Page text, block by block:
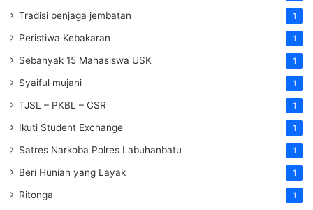
Tradisi penjaga jembatan 1
Peristiwa Kebakaran 1
Sebanyak 15 Mahasiswa USK 1
Syaiful mujani 1
TJSL – PKBL – CSR 1
Ikuti Student Exchange 1
Satres Narkoba Polres Labuhanbatu 1
Beri Hunian yang Layak 1
Ritonga 1